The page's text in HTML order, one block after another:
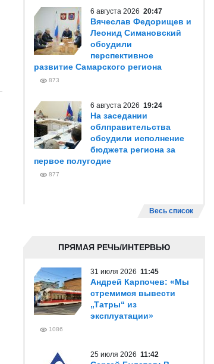
6 августа 2026 20:47
Вячеслав Федорищев и
Леонид Симановский
обсудили
перспективное
развитие Самарского региона
873
6 августа 2026 19:24
На заседании
облправительства
обсудили исполнение
бюджета региона за
первое полугодие
877
Весь список
ПРЯМАЯ РЕЧЬ/ИНТЕРВЬЮ
31 июля 2026 11:45
Андрей Карпочев: «Мы
стремимся вывести
„Татры“ из
эксплуатации»
1086
25 июля 2026 11:42